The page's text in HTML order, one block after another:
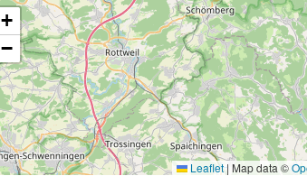
+
−
Leaflet| Map data ©